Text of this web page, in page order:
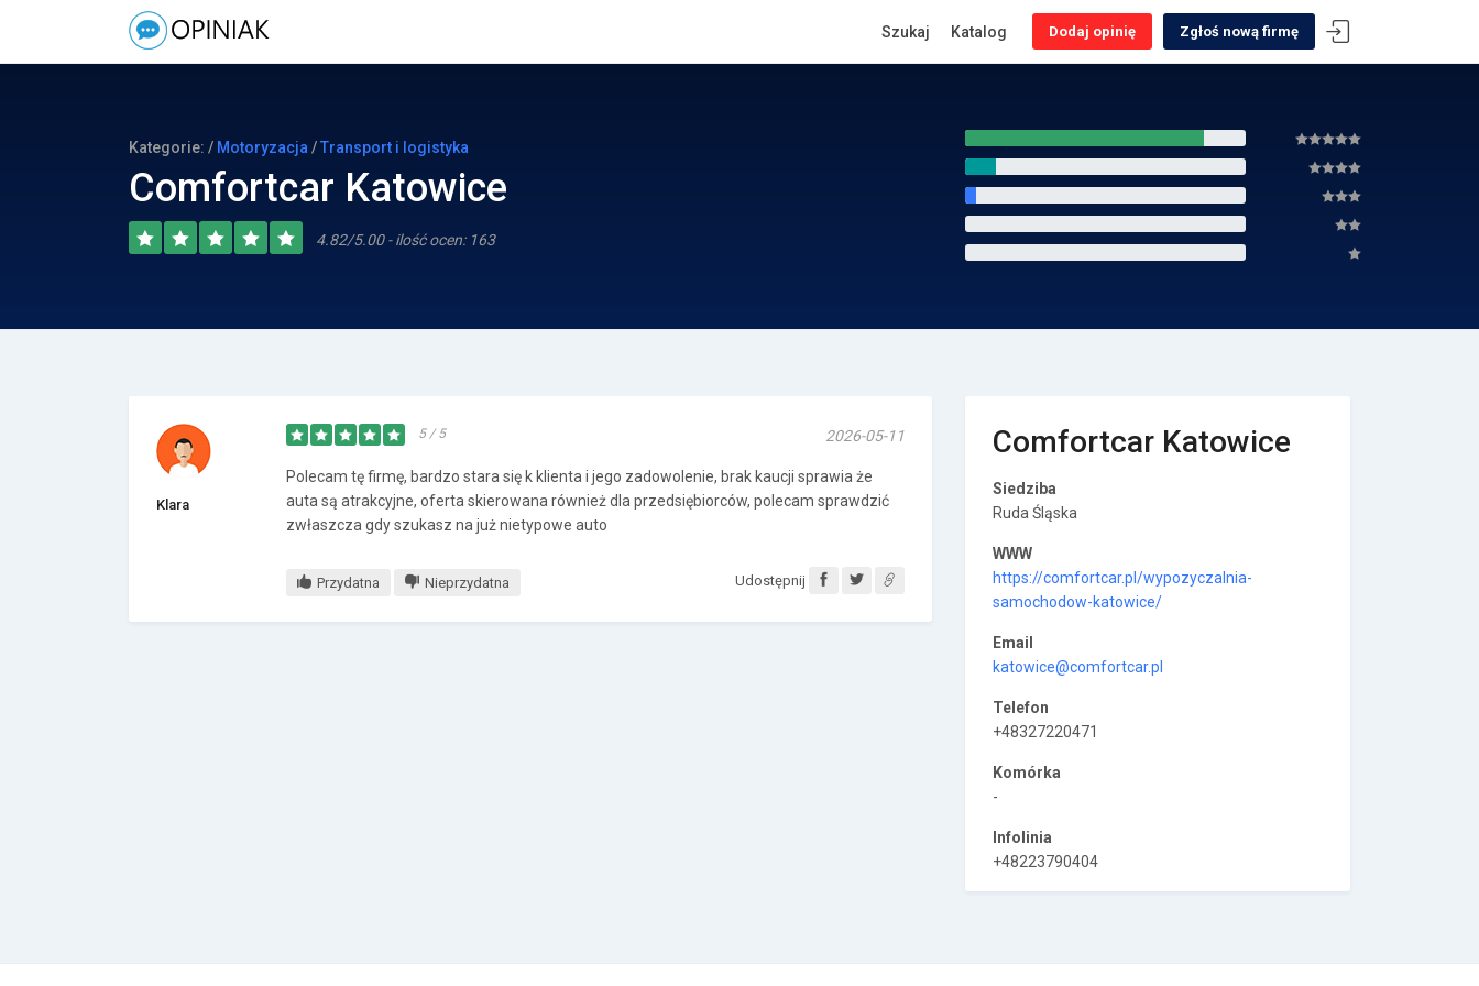
Dodaj opinię Zgłoś nową firmę
Szukaj Katalog
Kategorie: / Motoryzacja /Transport i logistyka
Comfortcar Katowice
4.82/5.00 - ilość ocen: 163
Klara
5 / 5 2026-05-11
Polecam tę firmę, bardzo stara się k klienta i jego zadowolenie, brak kaucji sprawia że
auta są atrakcyjne, oferta skierowana również dla przedsiębiorców, polecam sprawdzić
zwłaszcza gdy szukasz na już nietypowe auto
Przydatna Nieprzydatna Udostępnij
Comfortcar Katowice
Siedziba
Ruda Śląska
WWW
https://comfortcar.pl/wypozyczalnia-
samochodow-katowice/
Email
katowice@comfortcar.pl
Telefon
+48327220471
Komórka
-
Infolinia
+48223790404